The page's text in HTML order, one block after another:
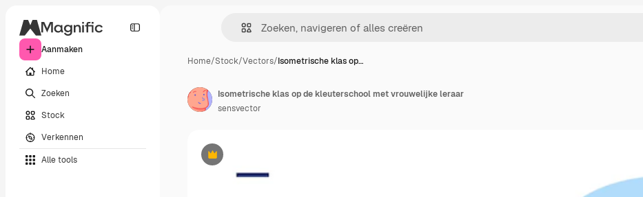
Aanmaken
Home
Zoeken
Stock
Verkennen
Alle tools
Home/Stock/Vectors/Isometrische klas op…
Premium
Isometrische klas op de kleuterschool met vrouwelijke leraar
sensvector